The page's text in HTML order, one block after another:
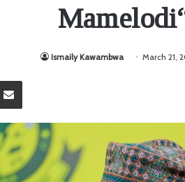
Ismaily Kawambwa March 21,